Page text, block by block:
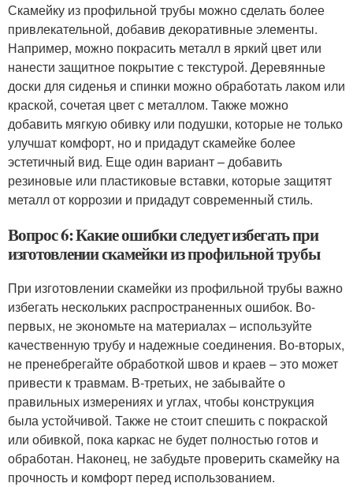
Скамейку из профильной трубы можно сделать более
привлекательной, добавив декоративные элементы.
Например, можно покрасить металл в яркий цвет или
нанести защитное покрытие с текстурой. Деревянные
доски для сиденья и спинки можно обработать лаком или
краской, сочетая цвет с металлом. Также можно
добавить мягкую обивку или подушки, которые не только
улучшат комфорт, но и придадут скамейке более
эстетичный вид. Еще один вариант – добавить
резиновые или пластиковые вставки, которые защитят
металл от коррозии и придадут современный стиль.
Вопрос 6: Какие ошибки следует избегать при
изготовлении скамейки из профильной трубы
При изготовлении скамейки из профильной трубы важно
избегать нескольких распространенных ошибок. Во-
первых, не экономьте на материалах – используйте
качественную трубу и надежные соединения. Во-вторых,
не пренебрегайте обработкой швов и краев – это может
привести к травмам. В-третьих, не забывайте о
правильных измерениях и углах, чтобы конструкция
была устойчивой. Также не стоит спешить с покраской
или обивкой, пока каркас не будет полностью готов и
обработан. Наконец, не забудьте проверить скамейку на
прочность и комфорт перед использованием.